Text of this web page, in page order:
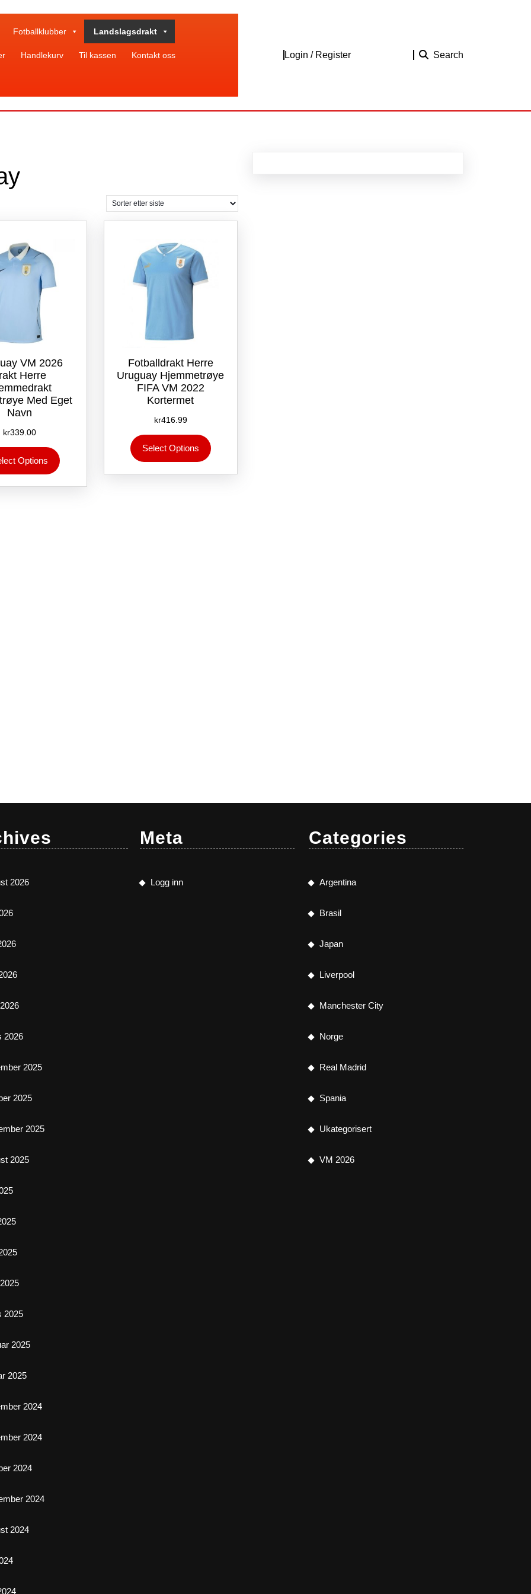
Fotballklubber Landslagsdrakt
Handlekurv Til kassen Kontakt oss Login / RegisterLogin
Search
VM 2026
Herre
Med Eget
Navn
kr339.00
Options
produktet
flere
Fotballdrakt Herre
Uruguay Hjemmetrøye
FIFA VM 2022
Kortermet
kr416.99
Select Options
produktet
flere
2026
2026
2025
2025
2025
2025
2025
2025
2025
2024
2024
2024
2024
2024
Meta
Logg inn
Categories
Argentina
Brasil
Japan
Liverpool
Manchester City
Norge
Real Madrid
Spania
Ukategorisert
VM 2026